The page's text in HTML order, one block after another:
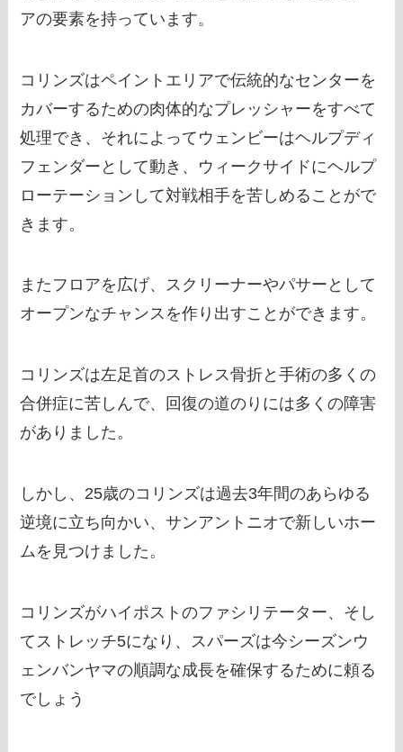
アの要素を持っています。
コリンズはペイントエリアで伝統的なセンターを
カバーするための肉体的なプレッシャーをすべて
処理でき、それによってウェンビーはヘルプディ
フェンダーとして動き、ウィークサイドにヘルプ
ローテーションして対戦相手を苦しめることがで
きます。
またフロアを広げ、スクリーナーやパサーとして
オープンなチャンスを作り出すことができます。
コリンズは左足首のストレス骨折と手術の多くの
合併症に苦しんで、回復の道のりには多くの障害
がありました。
しかし、25歳のコリンズは過去3年間のあらゆる
逆境に立ち向かい、サンアントニオで新しいホー
ムを見つけました。
コリンズがハイポストのファシリテーター、そし
てストレッチ5になり、スパーズは今シーズンウ
ェンバンヤマの順調な成長を確保するために頼る
でしょう